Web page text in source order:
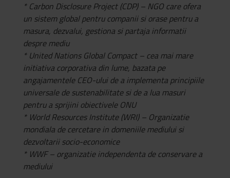
* Carbon Disclosure Project (CDP) – NGO care ofera
un sistem global pentru companii si orase pentru a
masura, dezvalui, gestiona si partaja informatii
despre mediu
* United Nations Global Compact – cea mai mare
initiativa corporativa din lume, bazata pe
angajamentele CEO-ului de a implementa principiile
universale de sustenabilitate si de a lua masuri
pentru a sprijini obiectivele ONU
* World Resources Institute (WRI) – Organizatie
mondiala de cercetare in domeniile mediului si
dezvoltarii socio-economice
* WWF – organizatie independenta de conservare a
mediului